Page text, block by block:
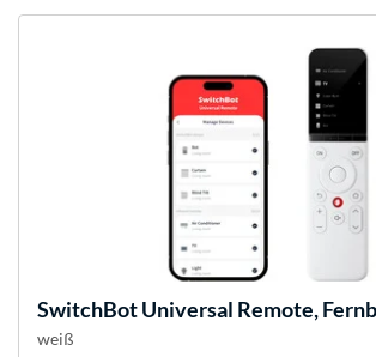
SwitchBotUniversal Remote,
weiß